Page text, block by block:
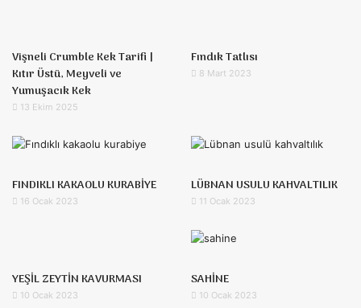
Vişneli Crumble Kek Tarifi |
Kıtır Üstü, Meyveli ve
Yumuşacık Kek
13 Ekim 2025
Fındık Tatlısı
8 Mart 2023
FINDIKLI KAKAOLU KURABİYE
16 Ocak 2023
LÜBNAN USULU KAHVALTILIK
11 Ocak 2023
YEŞİL ZEYTİN KAVURMASI
10 Ocak 2023
SAHİNE
10 Ocak 2023